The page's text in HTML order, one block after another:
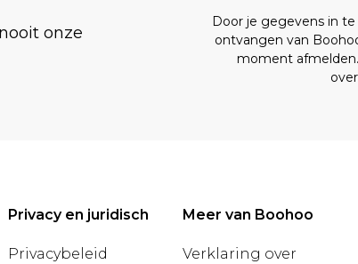
onze
Door je gegevens in
ontvangen van
moment
Privacy en juridisch
Privacybeleid
Meer van Boohoo
Verklaring over